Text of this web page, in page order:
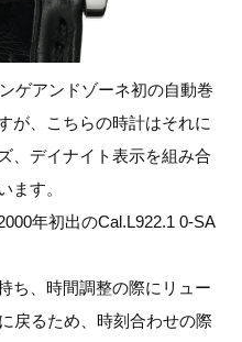
ゲアンドゾーネ初の自動巻
が、こちらの時計はそれに
、デイナイト表示を組み合
ます。
年初出のCal.L922.1 0-SA
ち、時間調整の際にリュー
戻るため、時刻合わせの際